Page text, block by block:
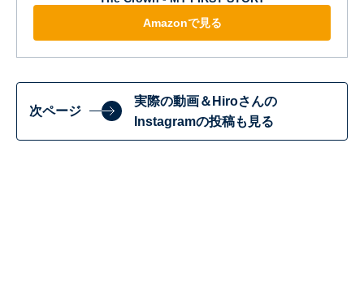
Amazonで見る
次ページ
実際の動画＆Hiroさんの
Instagramの投稿も見る